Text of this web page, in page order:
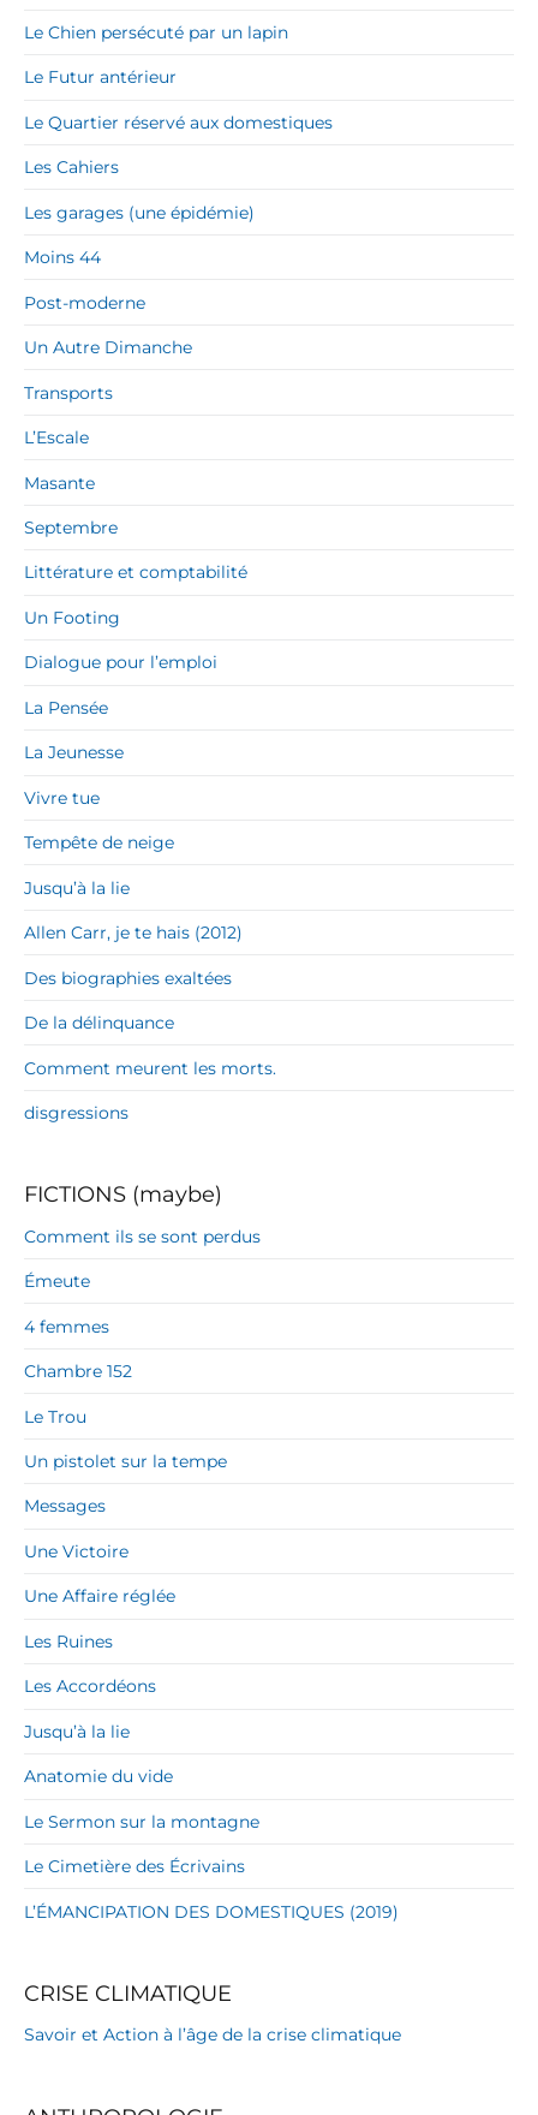
Le Chien persécuté par un lapin
Le Futur antérieur
Le Quartier réservé aux domestiques
Les Cahiers
Les garages (une épidémie)
Moins 44
Post-moderne
Un Autre Dimanche
Transports
L’Escale
Masante
Septembre
Littérature et comptabilité
Un Footing
Dialogue pour l’emploi
La Pensée
La Jeunesse
Vivre tue
Tempête de neige
Jusqu’à la lie
Allen Carr, je te hais (2012)
Des biographies exaltées
De la délinquance
Comment meurent les morts.
disgressions
FICTIONS (maybe)
Comment ils se sont perdus
Émeute
4 femmes
Chambre 152
Le Trou
Un pistolet sur la tempe
Messages
Une Victoire
Une Affaire réglée
Les Ruines
Les Accordéons
Jusqu’à la lie
Anatomie du vide
Le Sermon sur la montagne
Le Cimetière des Écrivains
L’ÉMANCIPATION DES DOMESTIQUES (2019)
CRISE CLIMATIQUE
Savoir et Action à l’âge de la crise climatique